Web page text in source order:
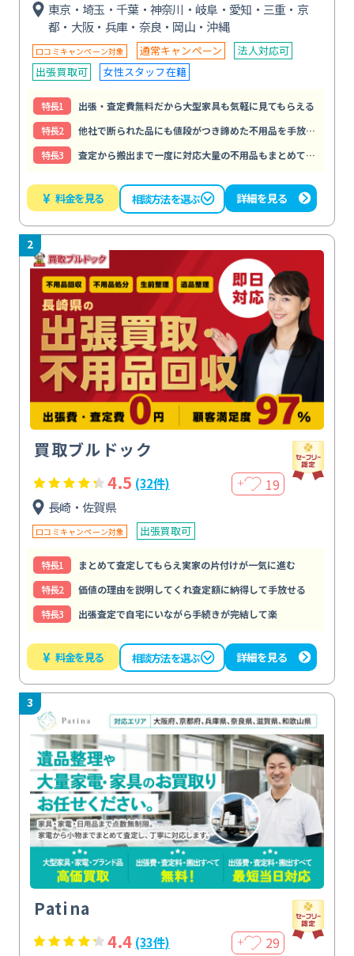
東京・埼玉・千葉・神奈川・岐阜・愛知・三重・京
都・大阪・兵庫・奈良・岡山・沖縄
口コミキャンペーン対象 通常キャンペーン
法人対応可
出張買取可
女性スタッフ在籍
特⻑1
出張・査定費無料だから大型家具も気軽に見てもらえる
特⻑2
他社で断られた品にも値段がつき諦めた不用品を手放せる
特⻑3
査定から搬出まで一度に対応大量の不用品もまとめて片付く
¥ 料金を見る 相談方法を選ぶ 詳細を見る
2
買取ブルドック
4.5 (32件) ＋ 19
長崎・佐賀県
口コミキャンペーン対象 出張買取可
特⻑1
まとめて査定してもらえ実家の片付けが一気に進む
特⻑2
価値の理由を説明してくれ査定額に納得して手放せる
特⻑3
出張査定で自宅にいながら手続きが完結して楽
¥ 料金を見る 相談方法を選ぶ 詳細を見る
3
Patina
4.4 (33件) ＋ 29